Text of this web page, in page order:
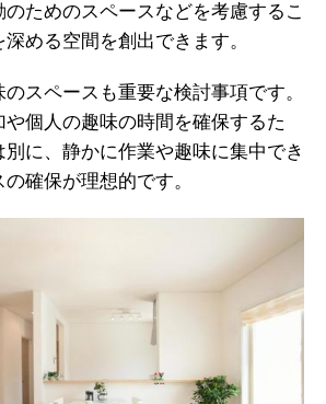
ためのスペースなどを考慮するこ
める空間を創出できます。
スペースも重要な検討事項です。
個人の趣味の時間を確保するた
に、静かに作業や趣味に集中でき
確保が理想的です。